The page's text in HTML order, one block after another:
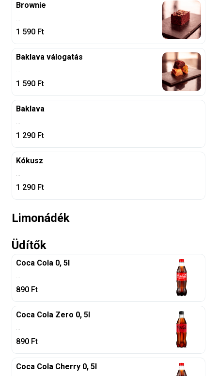
Brownie
...
1 590 Ft
Baklava válogatás
...
1 590 Ft
Baklava
...
1 290 Ft
Kókusz
...
1 290 Ft
Limonádék
Üdítők
Coca Cola 0, 5l
...
890 Ft
Coca Cola Zero 0, 5l
...
890 Ft
Coca Cola Cherry 0, 5l